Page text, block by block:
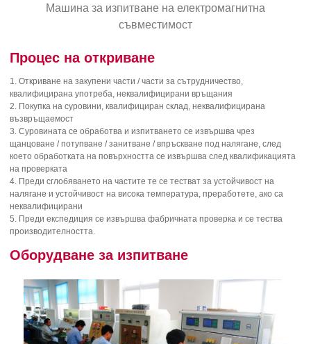
Машина за изпитване на електромагнитна
съвместимост
Процес на откриване
1. Откриване на закупени части / части за сътрудничество,
квалифицирана употреба, неквалифицирани връщания
2. Покупка на суровини, квалифициран склад, неквалифицирана
възвръщаемост
3. Суровината се обработва и изпитването се извършва чрез
щанцоване / потупване / занитване / впръскване под налягане, след
което обработката на повърхността се извършва след квалификацията
на проверката
4. Преди сглобяването на частите те се тестват за устойчивост на
налягане и устойчивост на висока температура, преработете, ако са
неквалифицирани
5. Преди експедиция се извършва фабричната проверка и се тества
производителността.
Оборудване за изпитване